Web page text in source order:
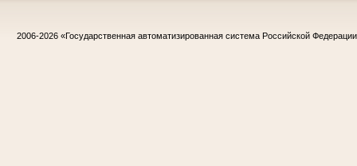
2006-2026 «Государственная автоматизированная система Российской